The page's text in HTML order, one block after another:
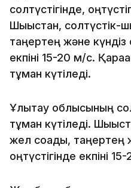
солтүстігінде,
Шығыстан, солтүстік-
таңертең және күндіз
екпіні 15-20 м/с.
тұман күтіледі.
Ұлытау облысының
тұман күтіледі.
жел соғады, таңертең
оңтүстігінде екпіні